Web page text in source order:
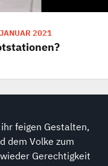
2021
feigen Gestalten,
dem Volke zum
Gerechtigkeit